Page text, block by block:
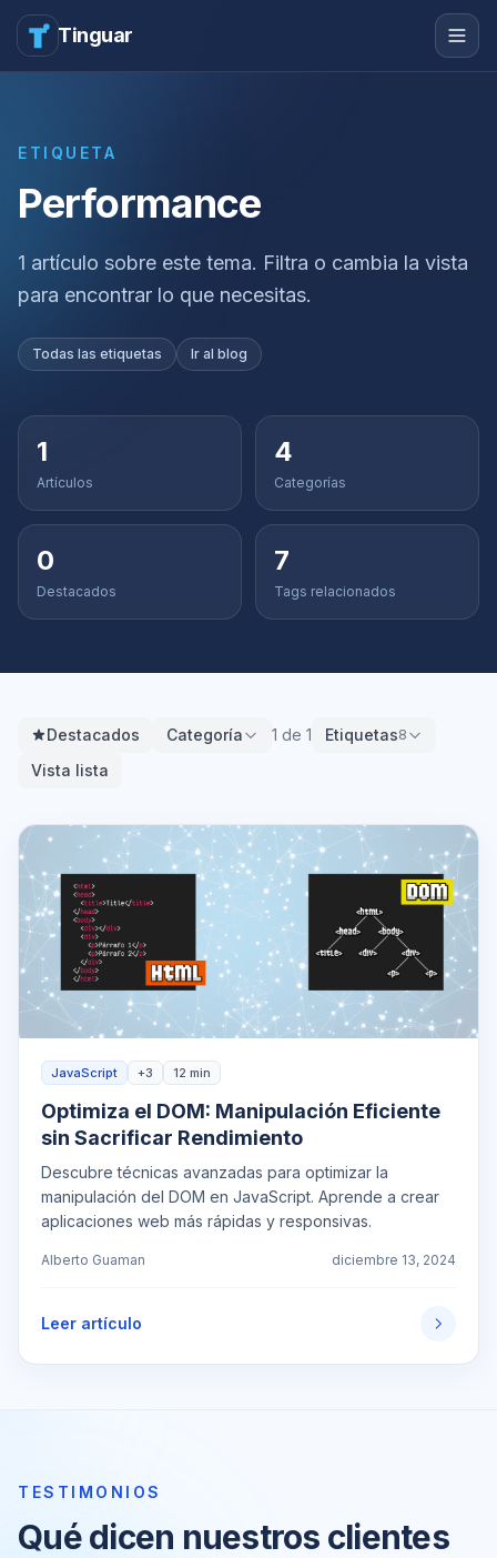
Tinguar
ETIQUETA
Performance
1 artículo sobre este tema. Filtra o cambia la vista
para encontrar lo que necesitas.
Todas las etiquetas Ir al blog
1
Artículos
4
Categorías
0
Destacados
7
Tags relacionados
Destacados Categoría 1 de 1 Etiquetas8
Vista lista
JavaScript +3 12 min
Optimiza el DOM: Manipulación Eficiente
sin Sacrificar Rendimiento
Descubre técnicas avanzadas para optimizar la
manipulación del DOM en JavaScript. Aprende a crear
aplicaciones web más rápidas y responsivas.
Alberto Guaman diciembre 13, 2024
Leer artículo
TESTIMONIOS
Qué dicen nuestros clientes